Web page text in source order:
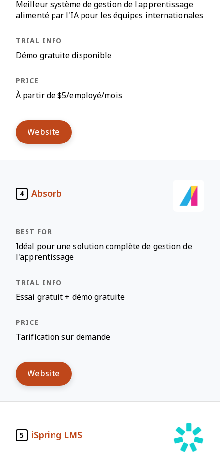
Meilleur système de gestion de l'apprentissage
alimenté par l'IA pour les équipes internationales
Démo gratuite disponible
À partir de $5/employé/mois
Website
4 Absorb
Idéal pour une solution complète de gestion de
l'apprentissage
Essai gratuit + démo gratuite
Tarification sur demande
Website
5 iSpring LMS